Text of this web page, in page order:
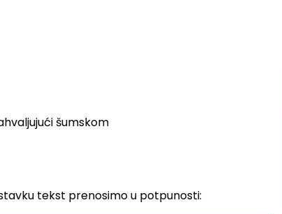
tekst prenosimo u potpunosti: